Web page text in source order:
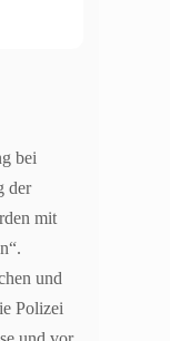
bei
der
mit
und
Polizei